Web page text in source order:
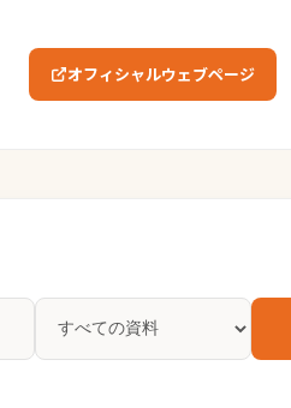
オフィシャルウェブページ